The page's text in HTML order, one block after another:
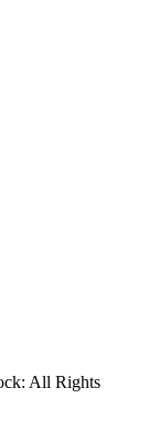
All Rights